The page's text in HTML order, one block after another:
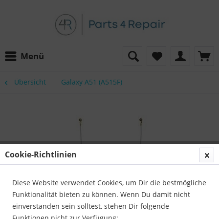
Menü
Übersicht Galaxy A51 (A515F)
Cookie-Richtlinien
Diese Website verwendet Cookies, um Dir die bestmögliche
Funktionalität bieten zu können. Wenn Du damit nicht
einverstanden sein solltest, stehen Dir folgende